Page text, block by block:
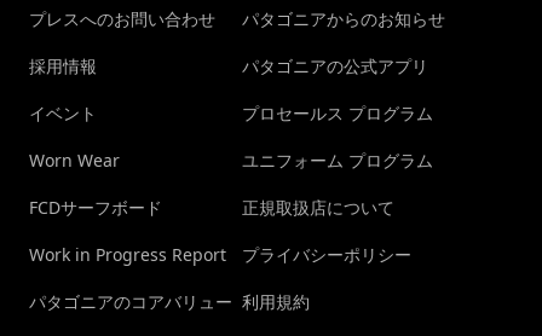
プレスへのお問い合わせ
採用情報
イベント
Worn Wear
FCDサーフボード
Work in Progress Report
パタゴニアのコアバリュー
パタゴニアからのお知らせ
パタゴニアの公式アプリ
プロセールス プログラム
ユニフォーム プログラム
正規取扱店について
プライバシーポリシー
利用規約